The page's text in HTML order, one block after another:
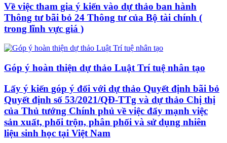
Về việc tham gia ý kiến vào dự thảo ban hành
Thông tư bãi bỏ 24 Thông tư của Bộ tài chính (
trong lĩnh vực giá )
Góp ý hoàn thiện dự thảo Luật Trí tuệ nhân tạo
Lấy ý kiến góp ý đối với dự thảo Quyết định bãi bỏ
Quyết định số 53/2021/QĐ-TTg và dự thảo Chị thị
của Thủ tướng Chính phủ về việc đẩy mạnh việc
sản xuất, phối trộn, phân phối và sử dụng nhiên
liệu sinh học tại Việt Nam